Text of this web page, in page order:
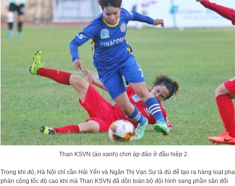
Than KSVN (áo xanh) chơi áp đảo ở đầu hiệp 2.
Trong khi đó, Hà Nội chỉ cần Hải Yến và Ngân Thị Vạn Sự là đủ để tạo ra hàng loạt pha
phản công tốc độ cao khi mà Than KSVN đã dồn toàn bộ đội hình sang phần sân đối